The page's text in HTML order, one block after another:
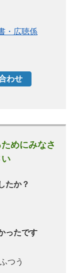
・広聴係
めにみなさ
たか？
ったです
つう